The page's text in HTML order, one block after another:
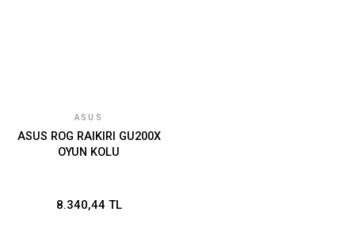
ASUS
ASUS ROG RAIKIRI GU200X
OYUN KOLU
8.340,44 TL